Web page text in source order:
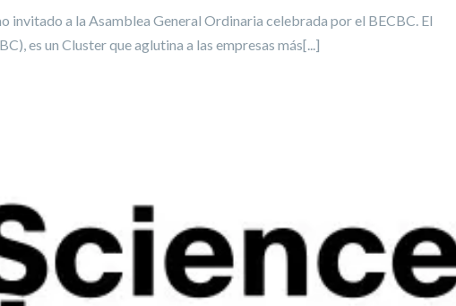
invitado a la Asamblea General Ordinaria celebrada por el BECBC. El
es un Cluster que aglutina a las empresas más[...]